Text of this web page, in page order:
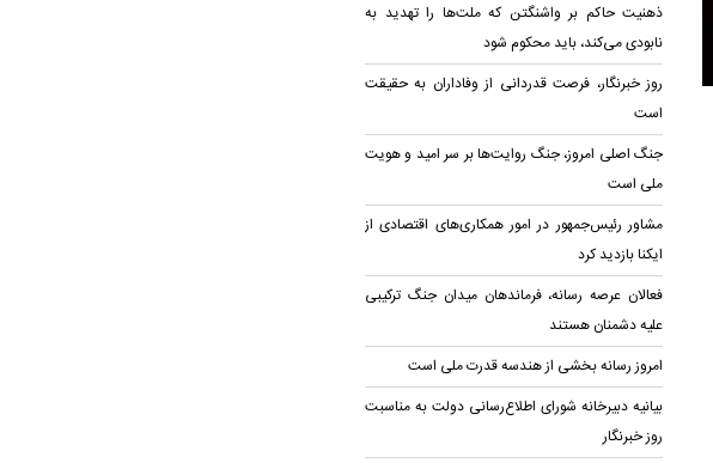
ذهنیت حاکم بر واشنگتن که ملت‌ها را تهدید به
نابودی می‌کند، باید محکوم شود
روز خبرنگار، فرصت قدردانی از وفاداران به حقیقت
است
جنگ اصلی امروز، جنگ روایت‌ها بر سر امید و هویت
ملی است
مشاور رئیس‌جمهور در امور همکاری‌های اقتصادی از
ایکنا بازدید کرد
فعالان عرصه رسانه، فرماندهان میدان جنگ ترکیبی
علیه دشمنان هستند
امروز رسانه بخشی از هندسه قدرت ملی است
بیانیه دبیرخانه شورای اطلاع‌رسانی دولت به مناسبت
روز خبرنگار